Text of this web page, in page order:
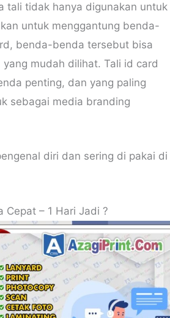
tali tidak hanya digunakan untuk
untuk menggantung benda-
benda-benda tersebut bisa
mudah dilihat. Tali id card
penting, dan yang paling
sebagai media branding
diri dan sering di pakai di
Cepat – 1 Hari Jadi ?